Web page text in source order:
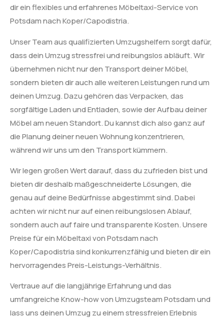
dir ein flexibles und erfahrenes Möbeltaxi-Service von
Potsdam nach Koper/Capodistria.
Unser Team aus qualifizierten Umzugshelfern sorgt dafür,
dass dein Umzug stressfrei und reibungslos abläuft. Wir
übernehmen nicht nur den Transport deiner Möbel,
sondern bieten dir auch alle weiteren Leistungen rund um
deinen Umzug. Dazu gehören das Verpacken, das
sorgfältige Laden und Entladen, sowie der Aufbau deiner
Möbel am neuen Standort. Du kannst dich also ganz auf
die Planung deiner neuen Wohnung konzentrieren,
während wir uns um den Transport kümmern.
Wir legen großen Wert darauf, dass du zufrieden bist und
bieten dir deshalb maßgeschneiderte Lösungen, die
genau auf deine Bedürfnisse abgestimmt sind. Dabei
achten wir nicht nur auf einen reibungslosen Ablauf,
sondern auch auf faire und transparente Kosten. Unsere
Preise für ein Möbeltaxi von Potsdam nach
Koper/Capodistria sind konkurrenzfähig und bieten dir ein
hervorragendes Preis-Leistungs-Verhältnis.
Vertraue auf die langjährige Erfahrung und das
umfangreiche Know-how von Umzugsteam Potsdam und
lass uns deinen Umzug zu einem stressfreien Erlebnis